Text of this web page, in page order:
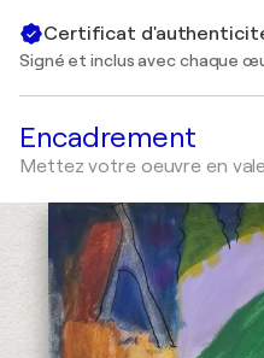
Certificat
Signé et inclus avec chaque
Encadrement
Mettez votre oeuvre en